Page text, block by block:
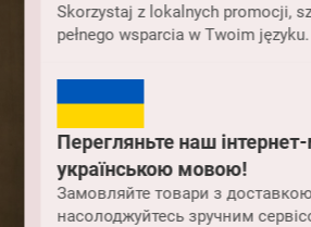
Skorzystaj z lokalnych promocji,
pełnego wsparcia w Twoim języku.
Перегляньте наш
українською мовою!
Замовляйте товари з доставкою
насолоджуйтесь зручним